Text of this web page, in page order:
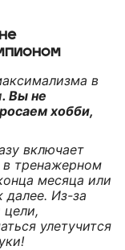
в
. Вы не
хобби,
включает
тренажерном
месяца или
далее. Из-за
цели,
улетучится